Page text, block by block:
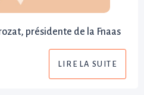
présidente de la Fnaas
LIRE LA SUITE